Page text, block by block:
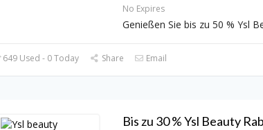
No Expires
Genießen Sie bis zu 50 % Ysl
649 Used - 0 Today Share Email
Bis zu 30 % Ysl Beauty